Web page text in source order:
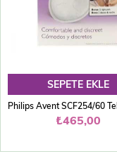
SEPETE EKLE
₺465,00